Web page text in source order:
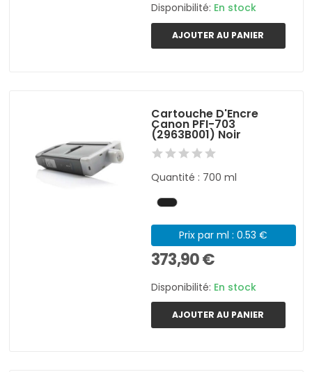
Disponibilité: En stock
AJOUTER AU PANIER
Cartouche D'Encre
Canon PFI-703
(2963B001) Noir
Quantité : 700 ml
Prix par ml : 0.53 €
373,90 €
Disponibilité: En stock
AJOUTER AU PANIER